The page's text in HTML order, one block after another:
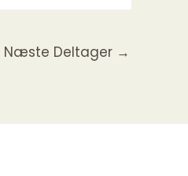
Næste Deltager →